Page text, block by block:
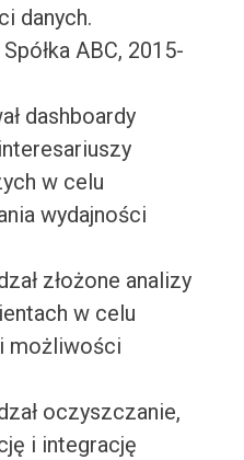
danych.
ABC, 2015-
dashboardy
w celu
wydajności
złożone analizy
w celu
możliwości
oczyszczanie,
i integrację